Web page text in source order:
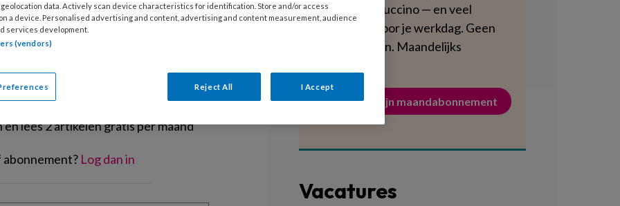
lezen?
lees 2 artikelen gratis per maand
Log dan in
aan een cappuccino — en veel
voedzamer voor je werkdag. Geen
verplichtingen. Maandelijks
Activeer mijn maandabonnement
Vacatures
data. Actively scan device characteristics for identification. Store and/or access
a device. Personalised advertising and content, advertising and content measurement, audience
services development.
(vendors)
Reject All I Accept